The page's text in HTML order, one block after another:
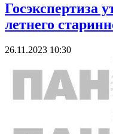
Госэкспертиза
летнего
26.11.2023 10:30